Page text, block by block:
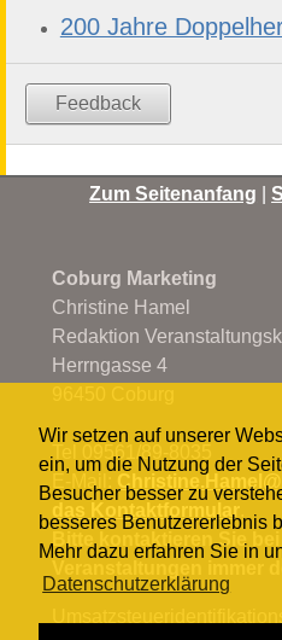
Wir setzen auf unserer
ein, um die Nutzung der
Besucher besser zu
besseres Benutzererlebnis
Mehr dazu erfahren Sie in
Datenschutzerklärung
200 Jahre
Feedback
Zum Seitenanfang |
Coburg Marketing
Christine Hamel
Redaktion
Herrngasse 4
Tel 09561/89-8035
E-Mail: Christine.Hamel@
das Kontaktformular
Bitte kontaktieren Sie
Veranstaltungen immer